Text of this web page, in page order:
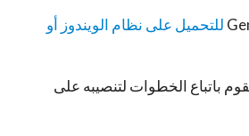
للتحميل على نظام الويندوز أو
باتباع الخطوات لتنصيبه على